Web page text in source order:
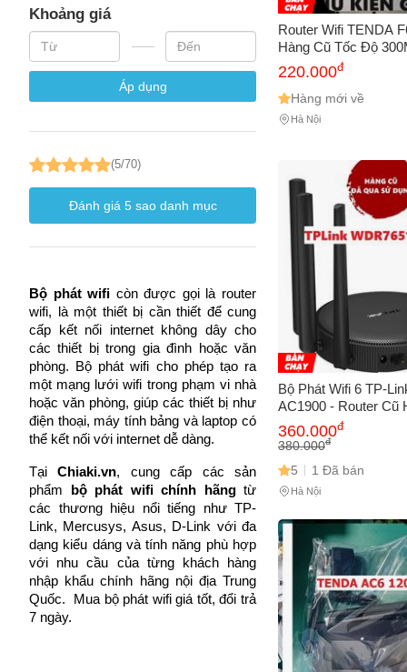
Khoảng giá
Áp dụng
(5/70)
Đánh giá 5sao danh mục
Bộ phát wifi còn được gọi là router
wifi, là một thiết bị cần thiết để cung
cấp kết nối internet không dây cho
các thiết bị trong gia đình hoặc văn
phòng. Bộ phát wifi cho phép tạo ra
một mạng lưới wifi trong phạm vi nhà
hoặc văn phòng, giúp các thiết bị như
điện thoại, máy tính bảng và laptop có
thể kết nối với internet dễ dàng.
Tại Chiaki.vn, cung cấp các sản
phẩm
bộ phát wifi chính hãng từ
các thương hiệu nổi tiếng như TP-
Link, Mercusys, Asus, D-Link với đa
dạng kiểu dáng và tính năng phù hợp
với nhu cầu của từng khách hàng
nhập khẩu chính hãng nội địa Trung
Quốc.  Mua bộ phát wifi giá tốt, đổi trả
7 ngày.
Router Wifi TENDA
Hàng Cũ Tốc Độ
Sóng Mạnh Mẽ, Giá
Đặt
220.000đ
Hàng mới về
Hà Nội
Bộ Phát Wifi 6 TP-
AC1900 - Router Cũ
2 Băng Tần Xuyên
1.9Gbps, Kiểu Dáng
360.000đ
380.000đ
5 1 Đã bán
Hà Nội
Email
Mô tả(*)